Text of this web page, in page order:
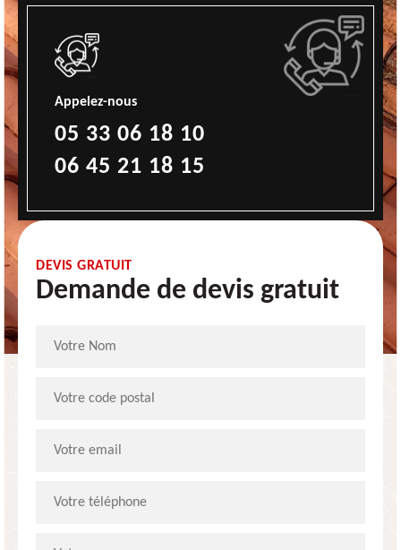
Appelez-nous
05 33 06 18 10
06 45 21 18 15
DEVIS GRATUIT
Demande de devis gratuit